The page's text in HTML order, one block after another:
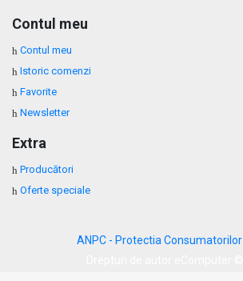
Contul meu
Contul meu
Istoric comenzi
Favorite
Newsletter
Extra
Producători
Oferte speciale
ANPC - Protectia Consumatorilor